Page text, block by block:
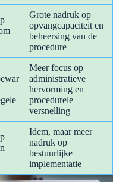
Grote nadruk op
opvangcapaciteit en
beheersing van de
procedure
Meer focus op
administratieve
hervorming en
procedurele
versnelling
Idem, maar meer
nadruk op
bestuurlijke
implementatie